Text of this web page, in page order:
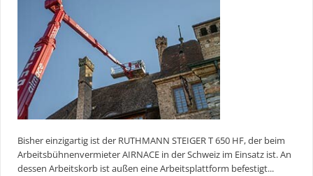
Bisher einzigartig ist der RUTHMANN STEIGER T 650 HF, der beim
Arbeitsbühnenvermieter AIRNACE in der Schweiz im Einsatz ist. An
dessen Arbeitskorb ist außen eine Arbeitsplattform befestigt...